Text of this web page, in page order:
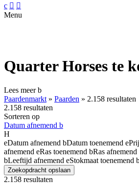
c  
Menu
Quarter Horses te
Lees meerb
Paardenmarkt » Paarden » 2.158 resultaten
2.158 resultaten
Sorteren op
Datum afnemend b
H
eDatum afnemend bDatum toenemend e
afnemend eRas toenemend bRas afnemend
bLeeftijd afnemend eStokmaat toenemend
Zoekopdracht opslaan
2.158 resultaten